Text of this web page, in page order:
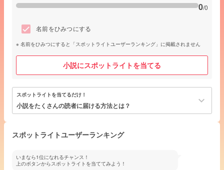
0/0
名前をひみつにする
名前をひみつにすると「スポットライトユーザーランキング」に掲載されません
小説にスポットライトを当てる
スポットライトを当てるだけ！
小説をたくさんの読者に届ける方法とは？ keyboard_arrow_down
スポットライトユーザーランキング
いまなら1位になれるチャンス！
上のボタンからスポットライトを当ててみよう！